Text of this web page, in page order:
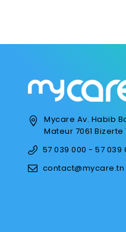
Mycare Av. Habib
Mateur 7061 Bizerte
57 039 000 - 57 039
contact@mycare.tn